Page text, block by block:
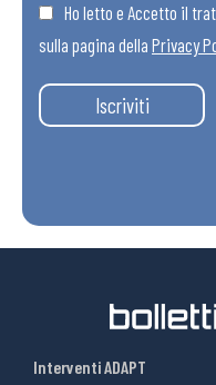
Ho letto e Accetto il
sulla pagina della Privacy
Iscriviti
Interventi ADAPT